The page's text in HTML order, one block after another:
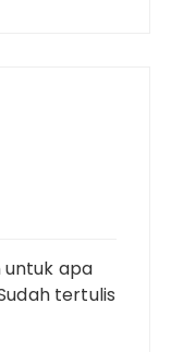
untuk apa
tertulis